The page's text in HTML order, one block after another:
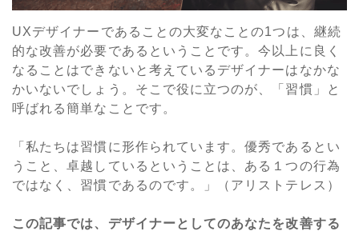
UXデザイナーであることの大変なことの1つは、継続
的な改善が必要であるということです。今以上に良く
なることはできないと考えているデザイナーはなかな
かいないでしょう。そこで役に立つのが、「習慣」と
呼ばれる簡単なことです。
「私たちは習慣に形作られています。優秀であるとい
うこと、卓越しているということは、ある１つの行為
ではなく、習慣であるのです。」（アリストテレス）
この記事では、デザイナーとしてのあなたを改善する